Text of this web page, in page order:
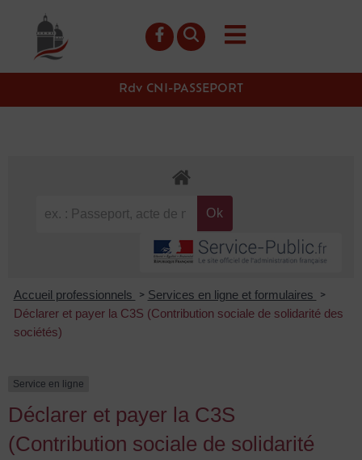
principal
Rdv CNI-PASSEPORT
Accueil professionnels > Services en ligne et formulaires >
Déclarer et payer la C3S (Contribution sociale de solidarité des
sociétés)
Service en ligne
Déclarer et payer la C3S
(Contribution sociale de solidarité